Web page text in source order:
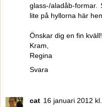
glass-/aladåb-
lite på hyllorna här
Önskar dig en fin kväll!
Kram,
Regina
Svara
cat 16 januari 2012